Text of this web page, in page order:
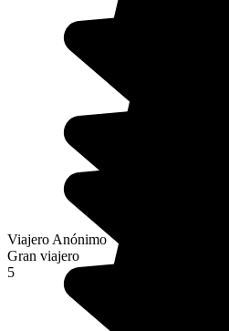
Viajero Anónimo
Gran viajero
5